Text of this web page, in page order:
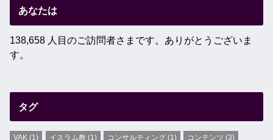
あなたは
138,658 人目のご訪問者さまです。ありがとうございま
す。
タグ
VAK (1) イスラム教 (1) コンサルティング(1) コンテンツ (3)